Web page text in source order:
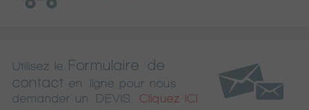
Utilisez le Formulaire de
contact en ligne pour nous
demander un DEVIS.
Cliquez ICI